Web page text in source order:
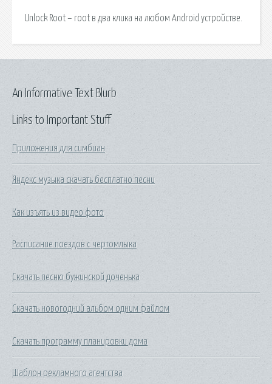
Unlock Root – root в два клика на любом Android устройстве.
Links to Important Stuff
Приложения для симбиан
Яндекс музыка скачать бесплатно песни
Как изъять из видео фото
Расписание поездов с чертомлыка
Скачать песню бужинской доченька
Скачать новогодний альбом одним файлом
Скачать программу планировки дома
Шаблон рекламного агентства
An Informative Text Blurb